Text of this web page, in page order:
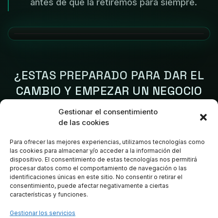
Gestionar el consentimiento
de las cookies
Para ofrecer las mejores experiencias, utilizamos tecnologías como
las cookies para almacenar y/o acceder a la información del
dispositivo. El consentimiento de estas tecnologías nos permitirá
procesar datos como el comportamiento de navegación o las
identificaciones únicas en este sitio. No consentir o retirar el
consentimiento, puede afectar negativamente a ciertas
características y funciones.
Gestionar los servicios
antes de que la retiremos para siempre.
¿ESTAS PREPARADO PARA DAR EL
CAMBIO Y EMPEZAR UN NEGOCIO
REAL?
Si tras ver la clase tienes claras las bases y quieres
resultados rápidos, haz clic abajo y veamos si calificas
para trabajar 1 a 1.
AGENDAR LLAMADA DE ESCALADO
* Plazas mensuales limitadas. Se requiere pre-cualificación.